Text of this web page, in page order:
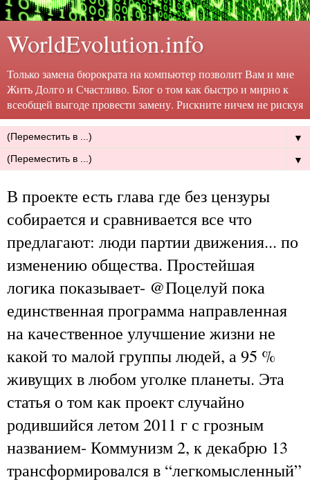
WorldEvolution.info
Только замена бюрократа на компьютер позволит Вам и мне
Жить Долго и Счастливо. Блог о том как быстро и мирно к
всеобщей выгоде провести замену. Рискните ничем не рискуя
▼
▼
В проекте есть глава где без цензуры
собирается и сравнивается все что
предлагают: люди партии движения... по
изменению общества. Простейшая
логика показывает- @Поцелуй пока
единственная программа направленная
на качественное улучшение жизни не
какой то малой группы людей, а 95 %
живущих в любом уголке планеты. Эта
статья о том как проект случайно
родившийся летом 2011 г с грозным
названием- Коммунизм 2, к декабрю 13
трансформировался в “легкомысленный”